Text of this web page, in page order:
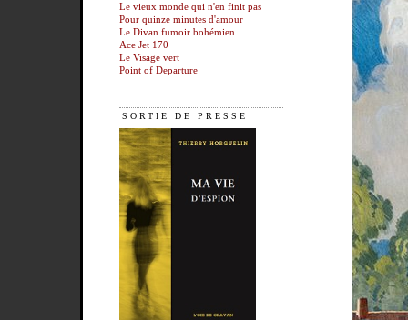
Le vieux monde qui n'en finit pas
Pour quinze minutes d'amour
Le Divan fumoir bohémien
Ace Jet 170
Le Visage vert
Point of Departure
SORTIE DE PRESSE